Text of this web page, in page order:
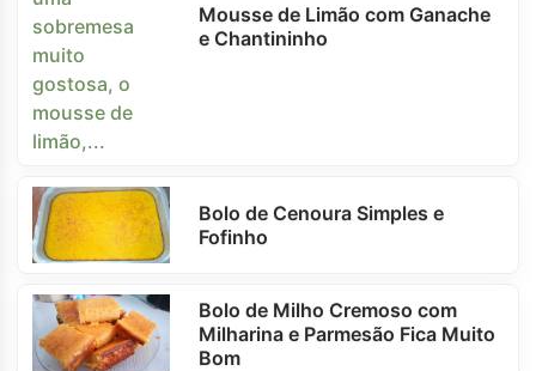
Mousse de Limão com Ganache
e Chantininho
Bolo de Cenoura Simples e
Fofinho
Bolo de Milho Cremoso com
Milharina e Parmesão Fica Muito
Bom